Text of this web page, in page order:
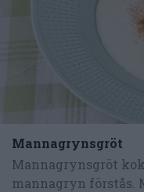
Mannagrynsgröt
Mannagrynsgröt
mannagryn förstås.